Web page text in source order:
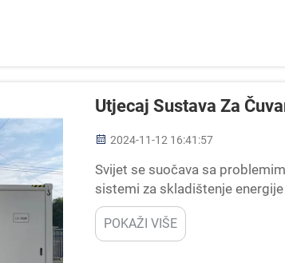
Utjecaj Sustava Za
2024-11-12 16:41:57
Svijet se suočava sa
sistemi za skladištenje
'zelenoj' ekonomiji. U ovom
POKAŽI VIŠE